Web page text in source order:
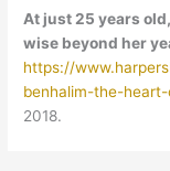
At just 25 years
wise beyond her
https://
benhalim-the-
2018.